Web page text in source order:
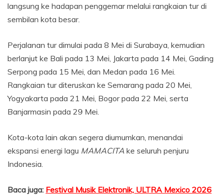
langsung ke hadapan penggemar melalui rangkaian tur di
sembilan kota besar.
Perjalanan tur dimulai pada 8 Mei di Surabaya, kemudian
berlanjut ke Bali pada 13 Mei, Jakarta pada 14 Mei, Gading
Serpong pada 15 Mei, dan Medan pada 16 Mei.
Rangkaian tur diteruskan ke Semarang pada 20 Mei,
Yogyakarta pada 21 Mei, Bogor pada 22 Mei, serta
Banjarmasin pada 29 Mei.
Kota-kota lain akan segera diumumkan, menandai
ekspansi energi lagu MAMACITA ke seluruh penjuru
Indonesia.
Baca juga: Festival Musik Elektronik, ULTRA Mexico 2026